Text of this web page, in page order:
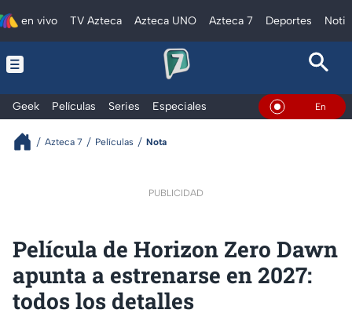
en vivo TV Azteca Azteca UNO Azteca 7 Deportes
Geek Películas Series Especiales En Vivo
Azteca 7 Películas Nota
PUBLICIDAD
Película de Horizon Zero Dawn
apunta a estrenarse en 2027:
todos los detalles